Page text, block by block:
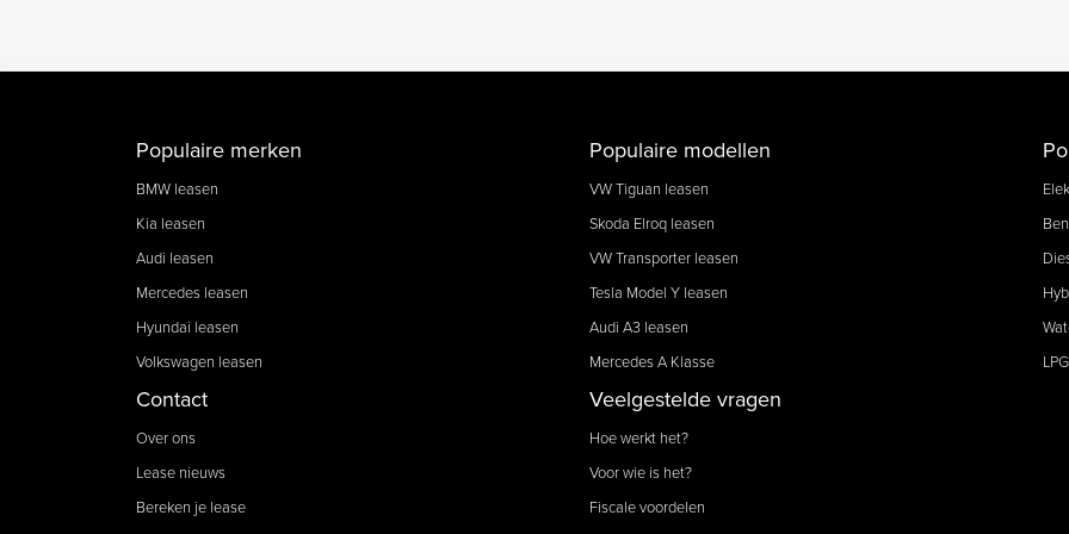
Populaire merken
BMW leasen
Kia leasen
Audi leasen
Mercedes leasen
Hyundai leasen
Volkswagen leasen
Populaire modellen
VW Tiguan leasen
Skoda Elroq leasen
VW Transporter leasen
Tesla Model Y leasen
Audi A3 leasen
Mercedes A Klasse
Contact
Over ons
Lease nieuws
Bereken je lease
Veelgestelde vragen
Hoe werkt het?
Voor wie is het?
Fiscale voordelen